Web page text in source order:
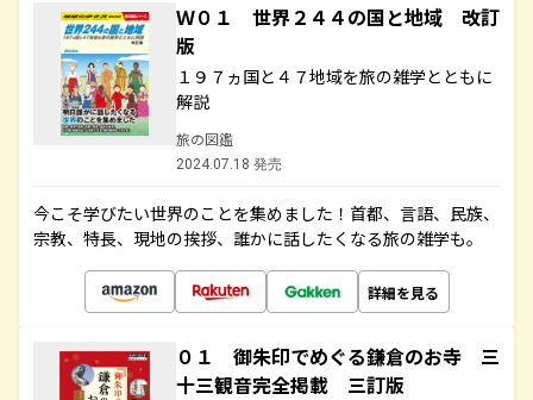
Ｗ０１ 世界２４４の国と地域 改訂
版
１９７ヵ国と４７地域を旅の雑学とともに
解説
旅の図鑑
2024.07.18 発売
今こそ学びたい世界のことを集めました！首都、言語、民族、
宗教、特長、現地の挨拶、誰かに話したくなる旅の雑学も。
詳細を見る
０１ 御朱印でめぐる鎌倉のお寺 三
十三観音完全掲載 三訂版